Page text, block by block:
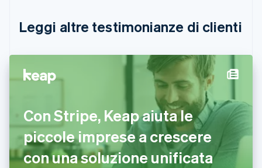
Leggi altre testimonianze di clienti
Con Stripe, Keap aiuta le
piccole imprese a crescere
con una soluzione unificata
English Français
Cina continentale
Cipro
Croazia
English
Emirati Arabi Uniti
English
Estonia
English